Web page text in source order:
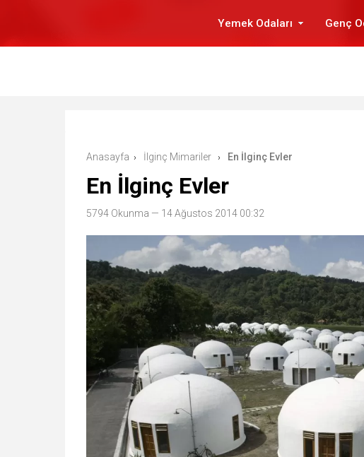
Yemek Odaları Genç
Anasayfa › İlginç Mimariler › En İlginç Evler
En İlginç Evler
5794 Okunma — 14 Ağustos 2014 00:32